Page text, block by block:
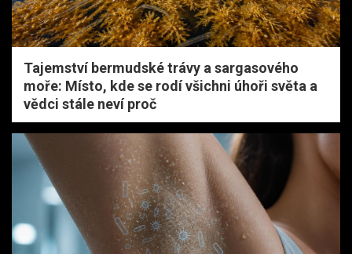
Tajemství bermudské trávy a sargasového
moře: Místo, kde se rodí všichni úhoři světa a
vědci stále neví proč